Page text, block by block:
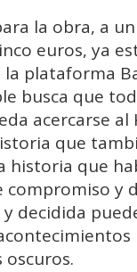
la obra, a
euros, ya
plataforma
busca que
acercarse al
que
historia que
compromiso y
decidida